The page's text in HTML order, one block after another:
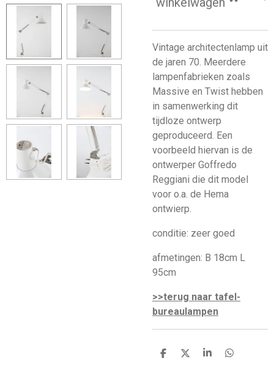
Vintage architectenlamp uit
de jaren 70. Meerdere
lampenfabrieken zoals
Massive en Twist hebben
in samenwerking dit
tijdloze ontwerp
geproduceerd. Een
voorbeeld hiervan is de
ontwerper Goffredo
Reggiani die dit model
voor o.a. de Hema
ontwierp.
conditie: zeer goed
afmetingen: B 18cm L
95cm
>>terug naar tafel-
bureaulampen
D
D
S
D